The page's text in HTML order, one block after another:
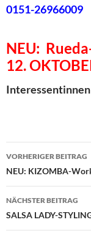
0151-26966009
NEU:
12.
VORHERIGER BEITRAG
NEU: KIZOMBA-
NÄCHSTER BEITRAG
SALSA LADY-